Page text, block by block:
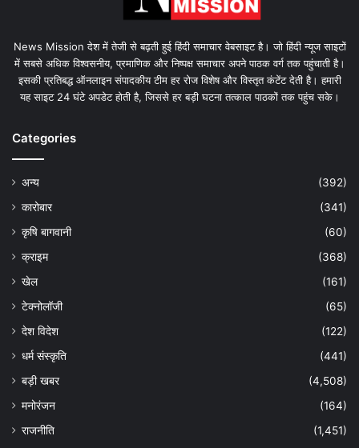
News Mission देश में तेजी से बढ़ती हुई हिंदी समाचार वेबसाइट है। जो हिंदी न्यूज साइटों
में सबसे अधिक विश्वसनीय, प्रमाणिक और निष्पक्ष समाचार अपने पाठक वर्ग तक पहुंचाती है।
इसकी प्रतिबद्ध ऑनलाइन संपादकीय टीम हर रोज विशेष और विस्तृत कंटेंट देती है। हमारी
यह साइट 24 घंटे अपडेट होती है, जिससे हर बड़ी घटना तत्काल पाठकों तक पहुंच सके।
Categories
अन्य
(392)
कारोबार
(341)
कृषि बागवानी
(60)
क्राइम
(368)
खेल
(161)
टेक्नोलॉजी
(65)
देश विदेश
(122)
धर्म संस्कृति
(441)
बड़ी खबर
(4,508)
मनोरंजन
(164)
राजनीति
(1,451)